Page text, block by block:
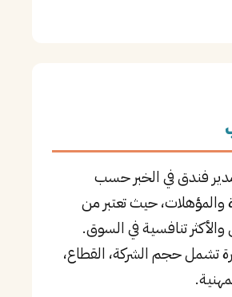
فندق في الخبر حسب
والمؤهلات، حيث تعتبر من
والأكثر تنافسية في السوق.
تشمل حجم الشركة، القطاع،